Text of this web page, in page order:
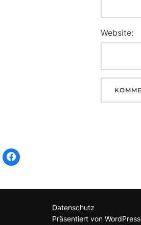
Website:
Datenschutz
Präsentiert von WordPress